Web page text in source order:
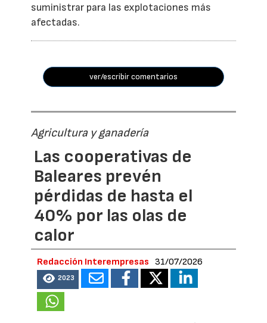
suministrar para las explotaciones más
afectadas.
ver/escribir comentarios
Agricultura y ganadería
Las cooperativas de
Baleares prevén
pérdidas de hasta el
40% por las olas de
calor
Redacción Interempresas 31/07/2026
2023